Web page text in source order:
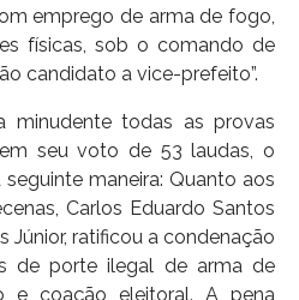
emprego de arma de fogo,
físicas, sob o comando de
candidato a vice-prefeito”.
minudente todas as provas
seu voto de 53 laudas, o
maneira: Quanto aos
Carlos Eduardo Santos
Júnior, ratificou a condenação
de porte ilegal de arma de
e coação eleitoral. A pena